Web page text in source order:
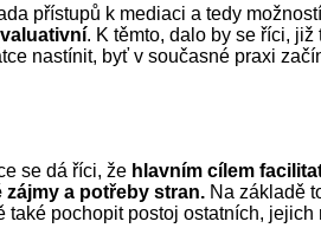
přístupů k mediaci a tedy
. K těmto, dalo by se říci,
nastínit, byť v současné praxi
se dá říci, že hlavním cílem
a potřeby stran. Na základě
pochopit postoj ostatních,